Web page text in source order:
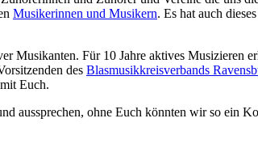
Musikerinnen und Musikern. Es hat auch
Musikanten. Für 10 Jahre aktives Musizieren
des Blasmusikkreisverbands
Euch.
aussprechen, ohne Euch könnten wir so ein